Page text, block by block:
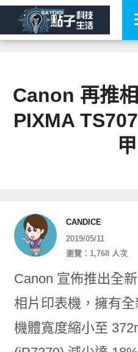
Canon 再推
PIXMA
CANDICE
2019/05/11
瀏覽：1,768 人次
Canon 宣佈推出全
相片印表機，擁有全
機體寬度縮小至